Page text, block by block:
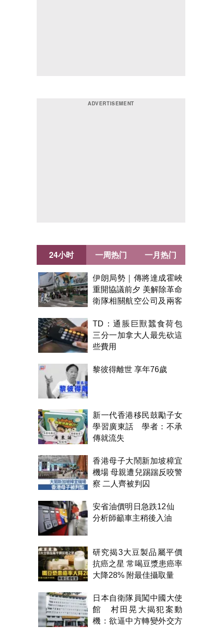
24小时
伊朗局勢｜傳將達成霍峽
重開協議前夕 美解除革命
衛隊相關航空公司及兩客
TD：通脹巨獸蠶食荷包
三分一加拿大人最先砍這
些費用
黎彼得離世 享年76歲
新一代香港移民鼓勵子女
學習廣東話 學者：不承
傳就流失
香港母子大鬧新加坡樟宜
機場 母親遭兒踢踹反咬警
察 二人齊被判囚
安省油價明日急跌12仙
分析師籲車主稍後入油
研究揭3大豆製品屬平價
抗癌之星 常喝豆漿患癌率
大降28% 附最佳攝取量
日本自衛隊員闖中國大使
館 村田晃大揭犯案動
機：欲逼中方轉變外交方
一周热门 一月热门